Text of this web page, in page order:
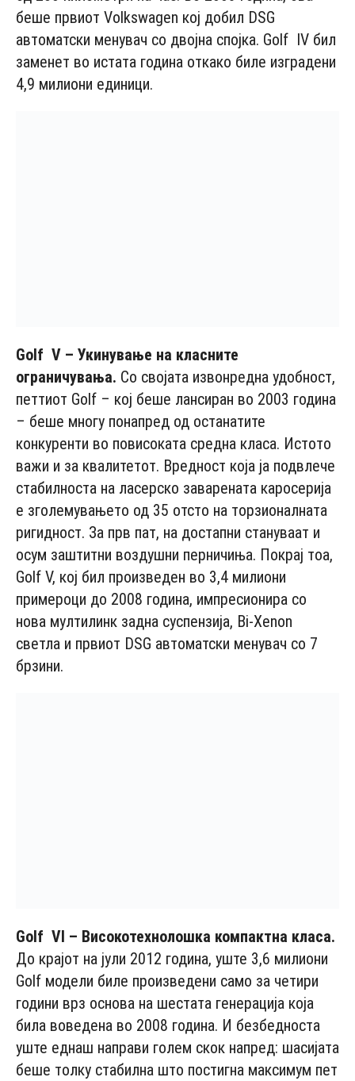
беше првиот Volkswagen кој добил DSG
автоматски менувач со двојна спојка. Golf IV бил
заменет во истата година откако биле изградени
4,9 милиони единици.
Golf V – Укинување на класните
ограничувања. Со својата извонредна удобност,
петтиот Golf – кој беше лансиран во 2003 година
– беше многу понапред од останатите
конкуренти во повисоката средна класа. Истото
важи и за квалитетот. Вредност која ја подвлече
стабилноста на ласерско заварената каросерија
е зголемувањето од 35 отсто на торзионалната
ригидност. За прв пат, на достапни стануваат и
осум заштитни воздушни перничиња. Покрај тоа,
Golf V, кој бил произведен во 3,4 милиони
примероци до 2008 година, импресионира со
нова мултилинк задна суспензија, Bi-Xenon
светла и првиот DSG автоматски менувач со 7
брзини.
Golf VI – Високотехнолошка компактна класа.
До крајот на јули 2012 година, уште 3,6 милиони
Golf модели биле произведени само за четири
години врз основа на шестата генерација која
била воведена во 2008 година. И безбедноста
уште еднаш направи голем скок напред: шасијата
беше толку стабилна што постигна максимум пет